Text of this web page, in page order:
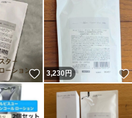
いいね！
3,230円